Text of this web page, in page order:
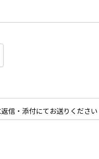
信・添付にてお送りください